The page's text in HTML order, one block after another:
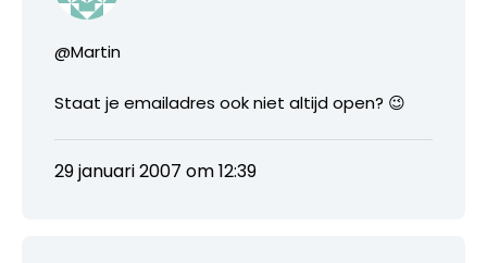
@Martin
Staat je emailadres ook niet altijd open? 😉
29 januari 2007 om 12:39